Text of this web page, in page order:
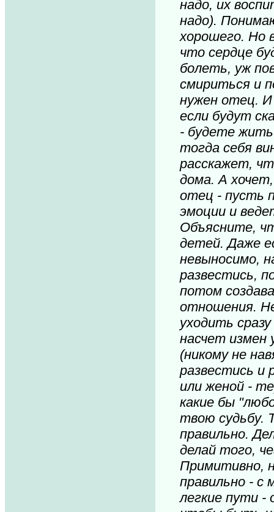
надо, их
надо).
хорошего. Но
что сердце
болеть, уж
смириться и
нужен отец. И
если будут
- будете
тогда себя
расскажет,
дома. А
отец - пусть
эмоции и
Объясните,
детей. Даже
невыносимо,
развестись,
потом
отношения.
уходить
насчет измен
(никому не
развестись и
или женой -
какие бы
твою судьбу.
правильно.
делай того,
Примитивно,
правильно - с
легкие пути -